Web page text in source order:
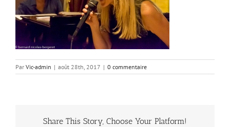
Par Vic-admin | août 28th, 2017 | 0 commentaire
Share This Story, Choose Your Platform!